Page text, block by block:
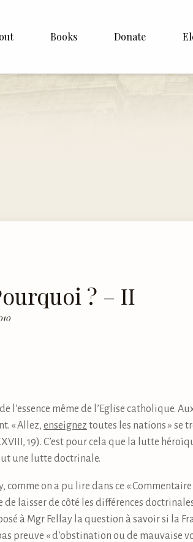
Books Donate
? – II
l’essence même de l’Eglise catholique.
« Allez, enseignez toutes les nations » se
19). C’est pour cela que la lutte
une lutte doctrinale.
comme on a pu lire dans ce «
de laisser de côté les différences
à Mgr Fellay la question à savoir si la
preuve « d’obstination ou de mauvaise